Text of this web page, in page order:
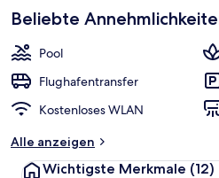
beliebt
b
r
e
Beliebte
Pool
Flughafentransfer
Kostenloses WLAN
Alle anzeigen
Wichtigste Merkmale (12)